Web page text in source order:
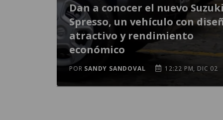
Dan a conocer el nuevo
Spresso, un vehículo con
atractivo y rendimiento
económico
POR SANDY SANDOVAL 12:22 PM, DIC 02